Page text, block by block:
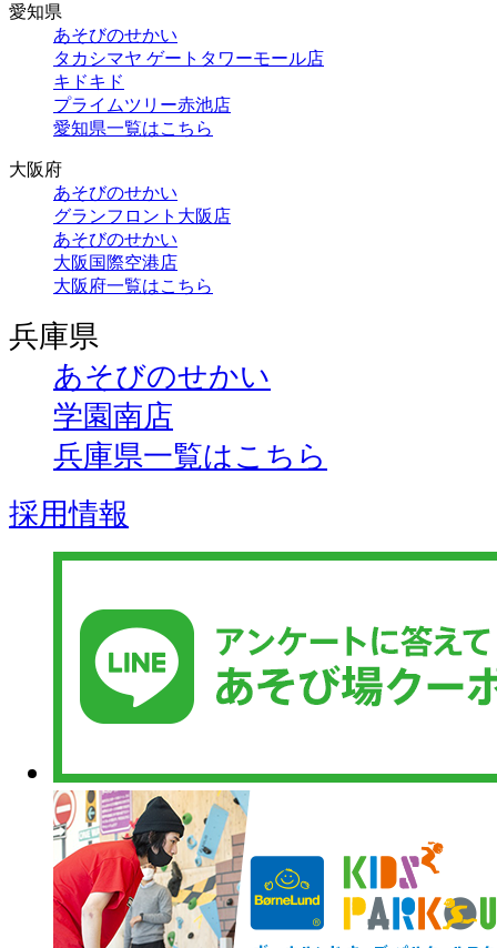
愛知県
あそびのせかい
タカシマヤ ゲートタワーモール店
キドキド
プライムツリー赤池店
愛知県一覧はこちら
大阪府
あそびのせかい
グランフロント大阪店
あそびのせかい
大阪国際空港店
大阪府一覧はこちら
兵庫県
あそびのせかい
学園南店
兵庫県一覧はこちら
採用情報